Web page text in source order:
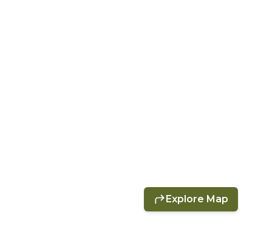
Explore Map